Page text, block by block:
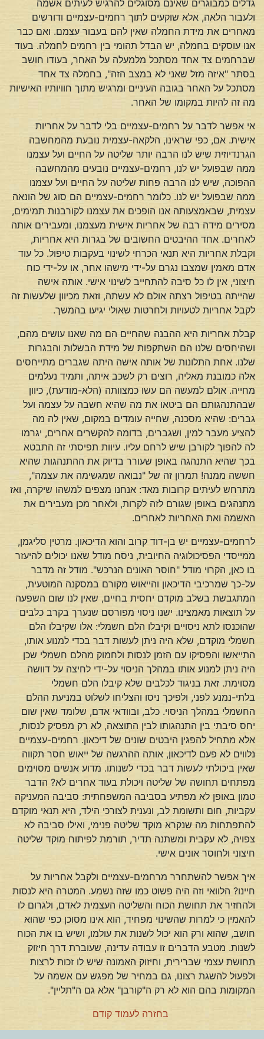
גדלים כמבוגרים שאינם מסוגלים להרגיש לעיתים אשמה
ולעבור הלאה, אלא שוקעים לתוך רחמים-עצמיים ודורשים
מאחרים את מידת החמלה שאין להם בעבור עצמם. ואם כבר
אנו עוסקים בחמלה, יש הבדל תהומי בין רחמים לחמלה. בעוד
שברחמים צד אחד מסתכל מלמעלה על האחר, בעודו חושב
בסתר "איזה מזל שאני לא במצב הזה", בחמלה צד אחד
מסתכל על האחר בגובה העיניים ומרגיש מתוך חוויותיו האישיות
מה זה להיות במקומו של האחר.
אי אפשר לדבר על רחמים-עצמיים בלי לדבר על אחריות
אישית. אם, כפי שראינו, הלקאה-עצמית נובעת מהמחשבה
הגרנדיוזית שיש לנו הרבה יותר שליטה על החיים ועל עצמנו
ממה שבפועל יש לנו, רחמים-עצמיים נובעים מהמחשבה
ההפוכה, שיש לנו הרבה פחות שליטה על החיים ועל עצמנו
ממה שבפועל יש לנו. כלומר רחמים-עצמיים הם סוג של הונאה
עצמית, שבאמצעותה אנו הופכים את עצמנו לקורבנות תמימים,
מסירים מידה רבה של אחריות אישית מעצמנו, ומעבירים אותה
לאחרים. אחד ההיבטים החשובים של בגרות היא אחריות,
וקבלת אחריות היא תנאי הכרחי לשינוי בעקבות טיפול. כל עוד
אדם מאמין שמצבו נגרם על-ידי מישהו אחר, או על-ידי כוח
חיצוני, אין לו כל סיבה להתחייב לשינוי אישי. אותה אישה
שהייתה בטיפול רצתה אולם לא עשתה, וזאת מכיוון שלעשות זה
לקבל אחריות לטעויות ולחרטות שאולי יגיעו בהמשך.
קבלת אחריות היא ההבנה שהחיים הם מה שאנו עושים מהם,
ושהיחסים שלנו הם השתקפות של מידת הבשלות והבגרות
שלנו. אחת התלונות של אותה אישה היתה שגברים מתייחסים
אלה כמובנת מאליה, רוצים רק לשכב איתה, ותמיד נעלמים
מחייה. אולם למעשה הם עשו כמצוותה (הלא-מודעת), כיוון
שבהתנהגותם הם ביטאו את מה שהיא חשבה על עצמה ועל
גברים: שהיא מסכנה, שחייה עומדים במקום, שאין לה מה
להציע מעבר למין, ושגברים, בדומה להקשרים אחרים, יגרמו
לה להפוך לקורבן שיש לרחם עליו. עיוות תפיסתי זה התבטא
בכך שהיא התנהגה באופן שעורר בדיוק את ההתנהגות שהיא
חששה ממנה! תמרון זה של "נבואה שמגשימה את עצמה",
מתרחש לעיתים קרובות מאד: אנחנו מצפים למשהו שיקרה, ואז
מתנהגים באופן שגורם לזה לקרות, ולאחר מכן מעבירים את
האשמה ואת האחריות לאחרים.
לרחמים-עצמיים יש בן-דוד קרוב והוא הדיכאון. מרטין סליגמן,
ממייסדי הפסיכולוגיה החיובית, ניסח מודל שאנו יכולים להיעזר
בו כאן, הקרוי מודל "חוסר האונים הנרכש". מודל זה מדבר
על-כך שמרכיבי הדיכאון והייאוש מקורם במסקנה המוטעית,
המתגבשת בשלב מוקדם יחסית בחיים, שאין לנו שום השפעה
על תוצאות מאמצינו. ישנו ניסוי מפורסם שנערך בקרב כלבים
שהוכנסו לתא ניסויים וקיבלו הלם חשמלי: אלו שקיבלו הלם
חשמלי מוקדם, שלא היה ניתן לעשות דבר בכדי למנוע אותו,
התייאשו והפסיקו עם הזמן לנסות ולחמוק מהלם חשמלי שכן
היה ניתן למנוע אותו במהלך הניסוי על-ידי לחיצה על דוושה
מסוימת. זאת בניגוד לכלבים שלא קיבלו הלם חשמלי
בלתי-נמנע לפני, ולפיכך ניסו והצליחו לשלוט במניעת ההלם
החשמלי במהלך הניסוי. כלב, ובוודאי אדם, שלומד שאין שום
יחס סיבתי בין התנהגותו לבין התוצאה, לא רק מפסיק לנסות,
אלא מתחיל להפגין היבטים שונים של דיכאון. רחמים-עצמיים
נלווים לא פעם לדיכאון, אותה ההרגשה של ייאוש חסר תקווה
שאין ביכולתי לעשות דבר בכדי לשנותו. מדוע אנשים מסוימים
מפתחים תחושה של שליטה ויכולת בעוד אחרים לא? הדבר
טמון באופן לא מפתיע בסביבה המשפחתית: סביבה המעניקה
עקביות, חום ותשומת לב, ונענית לצורכי הילד, היא תנאי מוקדם
להתפתחות מה שנקרא מוקד שליטה פנימי, ואילו סביבה לא
צפויה, לא עקבית ומשתנה תדיר, תורמת לפיתוח מוקד שליטה
חיצוני ולחוסר אונים אישי.
איך אפשר להשתחרר מרחמים-עצמיים ולקבל אחריות על
חיינו? הלוואי וזה היה פשוט כמו שזה נשמע. המטרה היא לנסות
ולהחזיר את תחושת הכוח והשליטה העצמית לאדם, ולגרום לו
להאמין כי למרות שהשינוי מפחיד, הוא אינו מסוכן כפי שהוא
חושב, שהוא ורק הוא יכול לשנות את עולמו, ושיש בו את הכוח
לשנות. מטבע הדברים זו עבודה עדינה, שעוברת דרך חיזוק
תחושת עצמי שברירית, וחיזוק האמונה שיש לו זכות לרצות
ולפעול להשגת רצונו, גם במחיר של מפגש עם אשמה על
המקומות בהם הוא לא רק ה"קורבן" אלא גם ה"תליין".
בחזרה לעמוד קודם